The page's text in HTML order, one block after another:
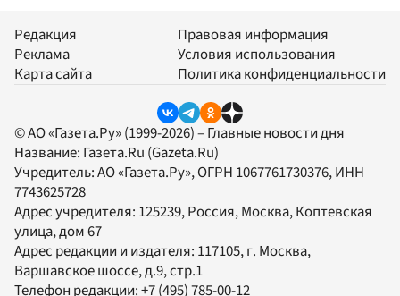
Редакция
Реклама
Карта сайта
Правовая информация
Условия использования
Политика конфиденциальности
© АО «Газета.Ру» (1999-2026) – Главные новости дня
Название: Газета.Ru (Gazeta.Ru)
Учредитель:АО «Газета.Ру», ОГРН 1067761730376, ИНН
7743625728
Адрес учредителя: 125239, Россия, Москва, Коптевская
улица, дом 67
Адрес редакции и издателя: 117105, г. Москва,
Варшавское шоссе, д.9, стр.1
Телефон редакции:+7 (495) 785-00-12